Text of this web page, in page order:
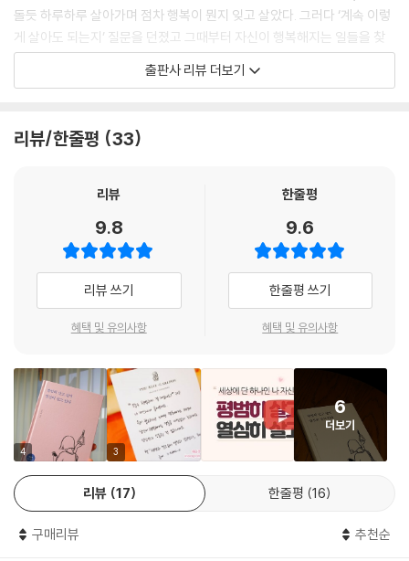
돌듯 하루하루 살아가며 점차 행복이 뭔지 잊고 살았다. 그러다 ‘계속 이렇
게 살아도 되는지’ 질문을 던졌고 그때부터 자신이 행복해지는 일들을 찾
아 나가며 자존감을 회복했다
잘하고만 싶어서 지쳐버린 사람들이 스스로에게 ‘오늘 괜찮은 하루였는지,
이번 책은 작가의 경험은 물론 수십만 SNS 팔로워들과의 소통, 강연, 서울
조언을 담았기에 진실한 감성이 더욱 돋보인다.
#2 공감과 감성의 언어로 풀어낸 책
이번 책은 ‘자존감’, ‘성장’, ‘자연스러운 나로 살기’, ‘내려놓기’, ‘내 사람 구
별하기’ 등 이 시대를 살아가는 사람들이라면 한 번쯤 고민해 봤을 만한 이
야기들을 작가 특유의 언어로 풀어낸다.
을 살아가는 사람들이라면 누구나 공감할 만하다. 때로는 짧은 시 형태로,
때로는 호흡이 긴 에세이 형태로 담았다.
‘어른이 된다는 것은 나를 아프게 하는 사람 곁에 더는 서성이지 않는 것.’
‘마음 아파하면서 버티는 건 하지 마요.
어딜 가든 무얼 하든 행복할 자격이 있는 당신이니까요.’
출판사 리뷰 더보기
리뷰/한줄평 33
리뷰
9.8
리뷰 쓰기
혜택 및 유의사항
한줄평
9.6
한줄평 쓰기
혜택 및 유의사항
4 3
6
더보기
리뷰 17 한줄평 16
구매리뷰 추천순